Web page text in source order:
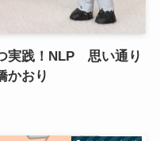
実践！NLP 思い通り
かおり